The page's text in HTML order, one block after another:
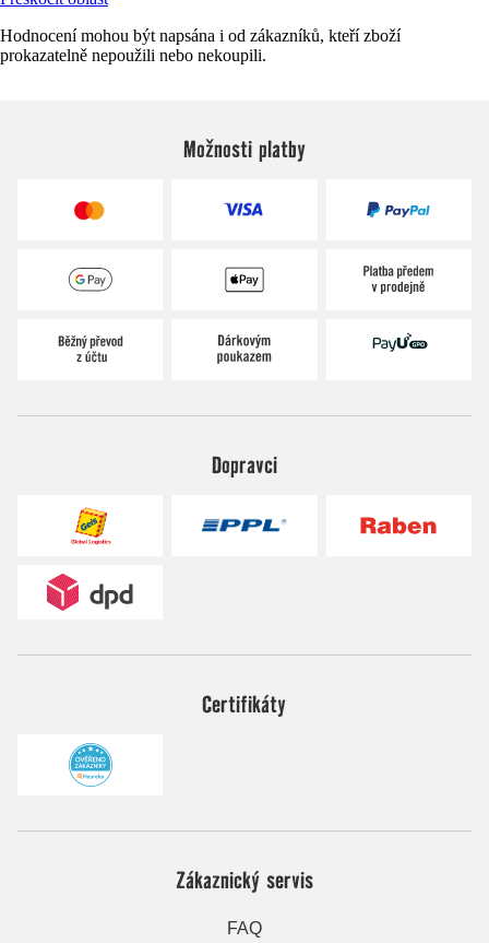
Hodnocení mohou být napsána i od zákazníků, kteří zboží
prokazatelně nepoužili nebo nekoupili.
Možnosti platby
Dopravci
Certifikáty
Zákaznický servis
FAQ